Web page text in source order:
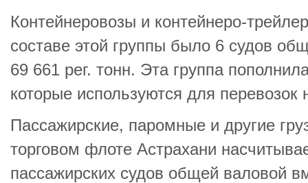
Контейнеровозы и контейнеро-
составе этой группы было 6 судов
69 661 рег. тонн. Эта группа
которые используются для перевозок
Пассажирские, паромные и другие
торговом флоте Астрахани
пассажирских судов общей валовой